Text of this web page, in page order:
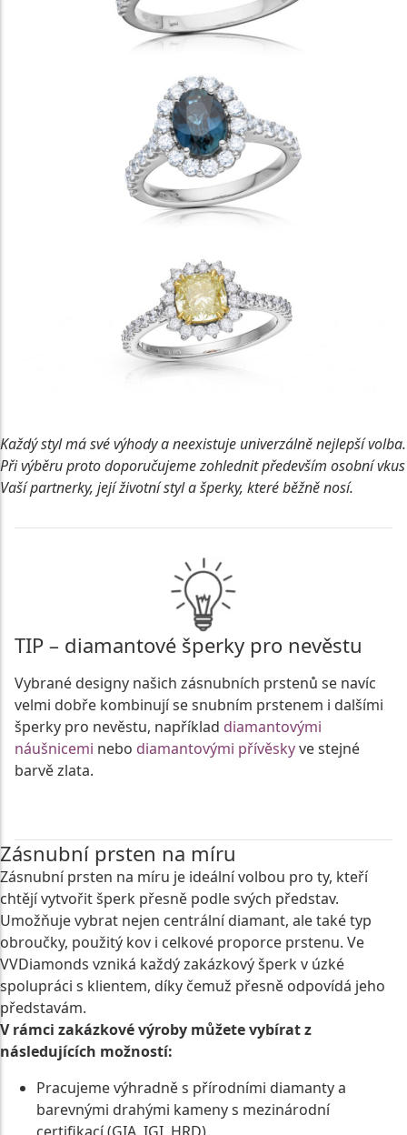
Každý styl má své výhody a neexistuje univerzálně nejlepší volba.
Při výběru proto doporučujeme zohlednit především osobní vkus
Vaší partnerky, její životní styl a šperky, které běžně nosí.
TIP – diamantové šperky pro nevěstu
Vybrané designy našich zásnubních prstenů se navíc
velmi dobře kombinují se snubním prstenem i dalšími
šperky pro nevěstu, například diamantovými
náušnicemi nebo diamantovými přívěskyve stejné
barvě zlata.
Zásnubní prsten na míru
Zásnubní prsten na míru je ideální volbou pro ty, kteří
chtějí vytvořit šperk přesně podle svých představ.
Umožňuje vybrat nejen centrální diamant, ale také typ
obroučky, použitý kov i celkové proporce prstenu. Ve
VVDiamonds vzniká každý zakázkový šperk v úzké
spolupráci s klientem, díky čemuž přesně odpovídá jeho
představám.
V rámci zakázkové výroby můžete vybírat z
následujících možností:
Pracujeme výhradně s přírodními diamanty a
barevnými drahými kameny s mezinárodní